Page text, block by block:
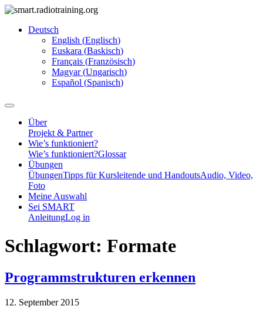
Deutsch
English (Englisch)
Euskara (Baskisch)
Français (Französisch)
Magyar(Ungarisch)
Español (Spanisch)
Über
Projekt & Partner
Wie’s funktioniert?
Wie’s funktioniert?Glossar
Übungen
ÜbungenTipps für Kursleitende und HandoutsAudio, Video,
Foto
Meine Auswahl
Sei SMART
AnleitungLog in
Schlagwort: Formate
Programmstrukturen erkennen
12. September 2015